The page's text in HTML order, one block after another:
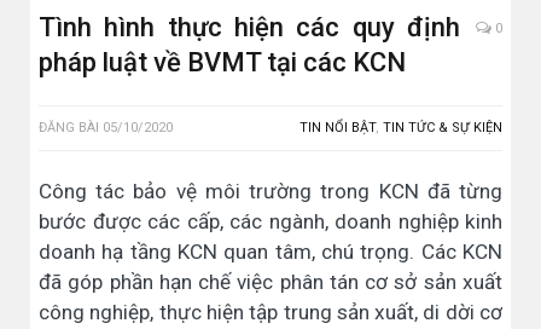
Tình hình thực hiện các quy định
pháp luật về BVMT tại các KCN
0
ĐĂNG BÀI 05/10/2020 TIN NỔI BẬT, TIN TỨC & SỰ KIỆN
Công tác bảo vệ môi trường trong KCN đã từng
bước được các cấp, các ngành, doanh nghiệp kinh
doanh hạ tầng KCN quan tâm, chú trọng. Các KCN
đã góp phần hạn chế việc phân tán cơ sở sản xuất
công nghiệp, thực hiện tập trung sản xuất, di dời cơ